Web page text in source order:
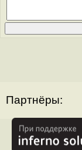
Партнёры: